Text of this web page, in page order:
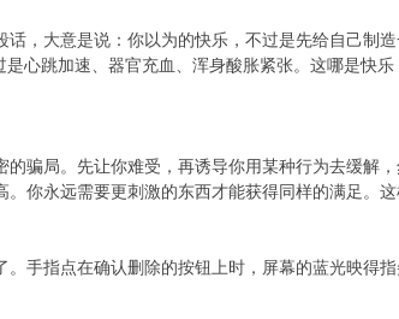
，大意是说：你以为的快乐，不过是先给自己制
心跳加速、器官充血、浑身酸胀紧张。这哪是快乐
的骗局。先让你难受，再诱导你用某种行为去缓解
你永远需要更刺激的东西才能获得同样的满足。
手指点在确认删除的按钮上时，屏幕的蓝光映得